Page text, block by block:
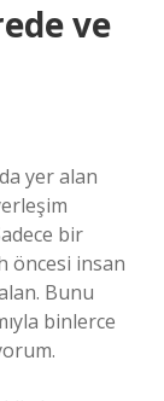
ve
yer alan
bir
öncesi insan
Bunu
binlerce